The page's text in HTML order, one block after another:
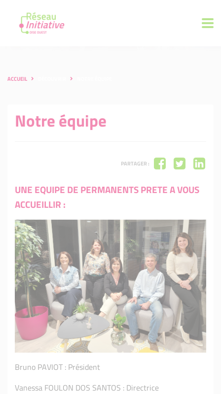
ACCUEIL
Notre équipe
PARTAGER :
UNE EQUIPE DE PERMANENTS PRETE A VOUS
ACCUEILLIR :
Bruno PAVIOT : Président
Vanessa FOULON DOS SANTOS : Directrice